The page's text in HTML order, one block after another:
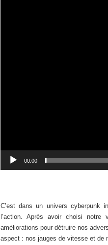
00:00
C’est dans un univers cyberpunk
l’action. Après avoir choisi notre
améliorations pour détruire nos
aspect : nos jauges de vitesse et de